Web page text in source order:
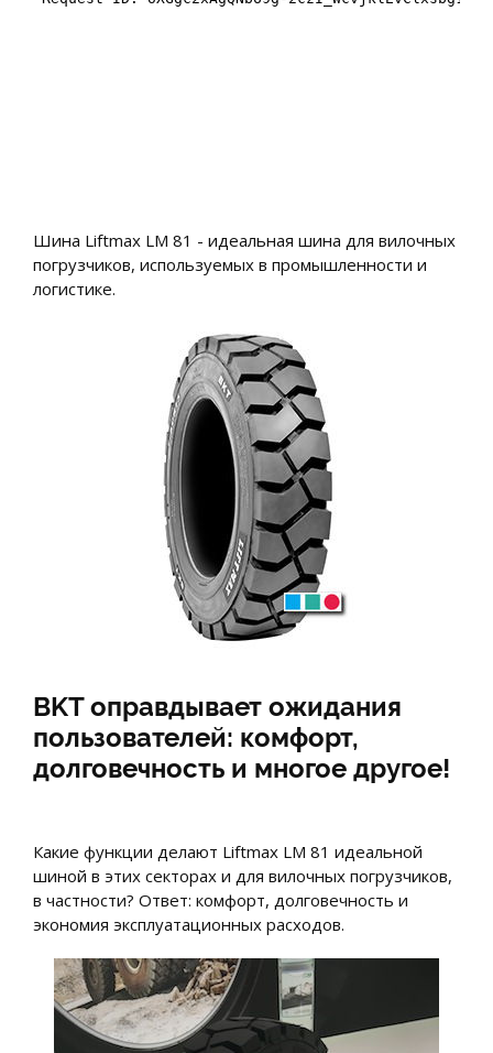
Шина Liftmax LM 81 - идеальная шина для вилочных
погрузчиков, используемых в промышленности и
логистике.
BKT оправдывает ожидания
пользователей: комфорт,
долговечность и многое другое!
Какие функции делают Liftmax LM 81 идеальной
шиной в этих секторах и для вилочных погрузчиков,
в частности? Ответ: комфорт, долговечность и
экономия эксплуатационных расходов.